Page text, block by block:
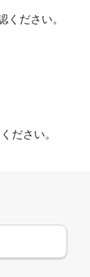
ください。
ださい。